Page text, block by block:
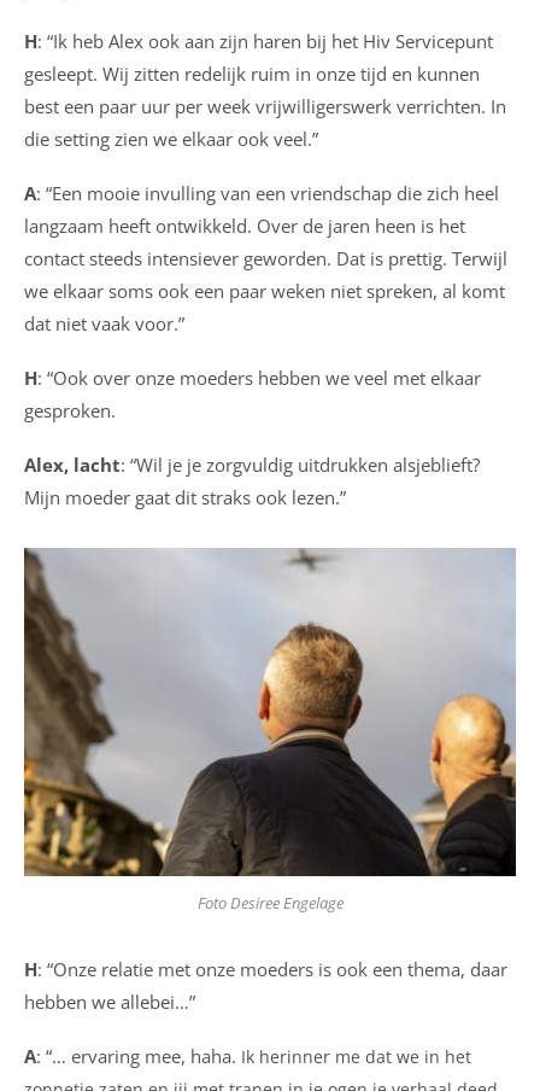
H: “Ik heb Alex ook aan zijn haren bij het Hiv Servicepunt
gesleept. Wij zitten redelijk ruim in onze tijd en kunnen
best een paar uur per week vrijwilligerswerk verrichten. In
die setting zien we elkaar ook veel.”
A: “Een mooie invulling van een vriendschap die zich heel
langzaam heeft ontwikkeld. Over de jaren heen is het
contact steeds intensiever geworden. Dat is prettig. Terwijl
we elkaar soms ook een paar weken niet spreken, al komt
dat niet vaak voor.”
H: “Ook over onze moeders hebben we veel met elkaar
gesproken.
Alex, lacht: “Wil je je zorgvuldig uitdrukken alsjeblieft?
Mijn moeder gaat dit straks ook lezen.”
Foto Desiree Engelage
H: “Onze relatie met onze moeders is ook een thema, daar
hebben we allebei…”
A: “… ervaring mee, haha. Ik herinner me dat we in het